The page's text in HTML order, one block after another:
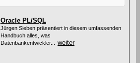
Oracle PL/SQL
Jürgen Sieben präsentiert in diesem umfassenden
Handbuch alles, was
Datenbankentwickler... weiter